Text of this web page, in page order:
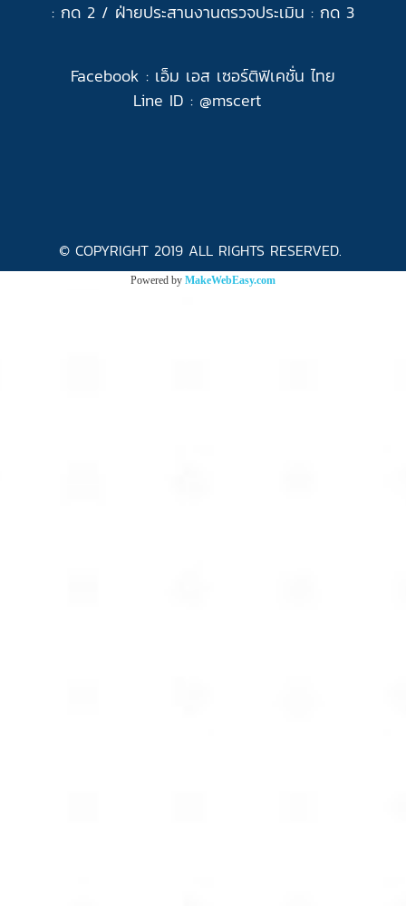
: กด 2 / ฝ่ายประสานงานตรวจประเมิน : กด 3
Facebook : เอ็ม เอส เซอร์ติฟิเคชั่น ไทย
Line ID : @mscert
© COPYRIGHT 2019 ALL RIGHTS RESERVED.
Powered by MakeWebEasy.com